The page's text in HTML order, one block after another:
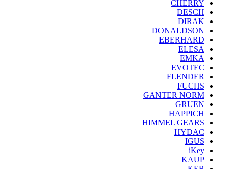
CHERRY
DESCH
DIRAK
DONALDSON
EBERHARD
ELESA
EMKA
EVOTEC
FLENDER
FUCHS
GANTER NORM
GRUEN
HAPPICH
HIMMEL GEARS
HYDAC
IGUS
iKey
KAUP